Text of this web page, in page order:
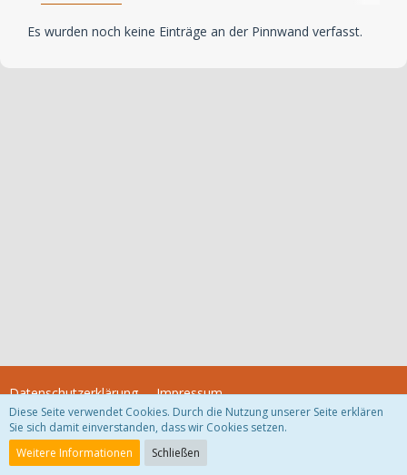
Es wurden noch keine Einträge an der Pinnwand verfasst.
Datenschutzerklärung Impressum
Community-Software:
Diese Seite verwendet Cookies. Durch die Nutzung unserer Seite erklären
Sie sich damit einverstanden, dass wir Cookies setzen.
Weitere Informationen
Schließen